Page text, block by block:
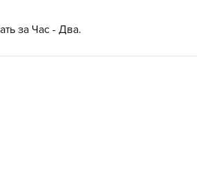
за Час - Два.